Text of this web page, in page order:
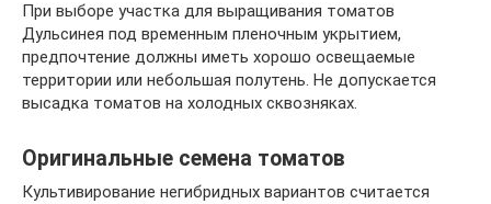
При выборе участка для выращивания томатов
Дульсинея под временным пленочным укрытием,
предпочтение должны иметь хорошо освещаемые
территории или небольшая полутень. Не допускается
высадка томатов на холодных сквозняках.
Оригинальные семена томатов
Культивирование негибридных вариантов считается